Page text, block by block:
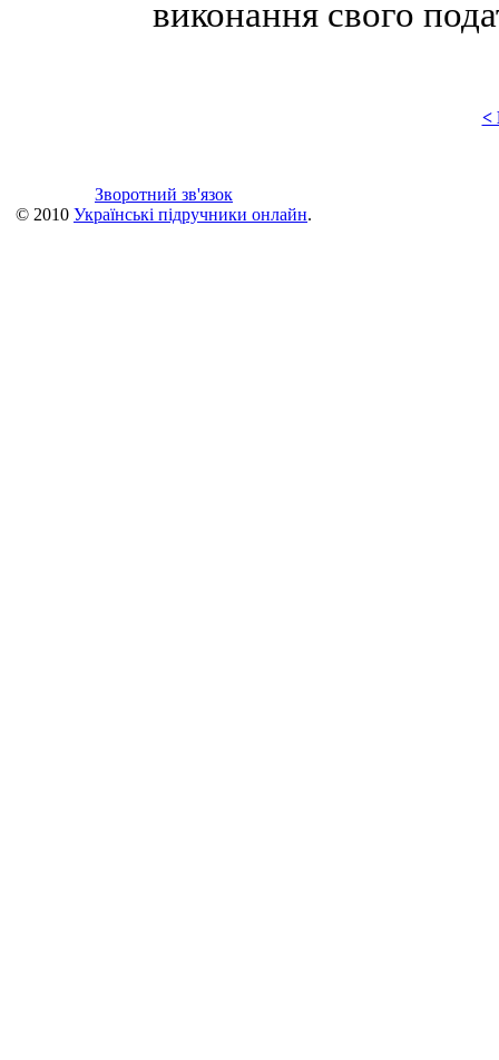
виконання свого
<
Зворотний зв'язок
© 2010 Українські підручники онлайн.